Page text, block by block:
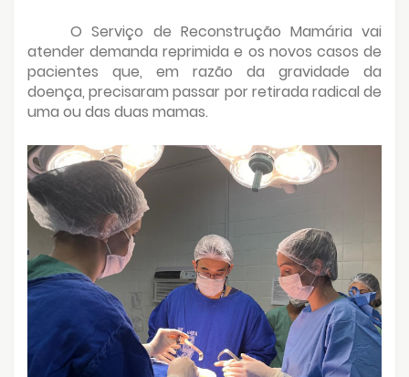
O Serviço de Reconstrução Mamária vai
atender demanda reprimida e os novos casos de
pacientes que, em razão da gravidade da
doença, precisaram passar por retirada radical de
uma ou das duas mamas.